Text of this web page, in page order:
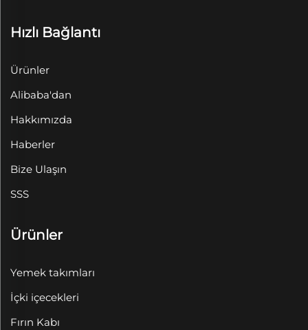
Hızlı Bağlantı
Ürünler
Alibaba'dan
Hakkımızda
Haberler
Bize Ulaşın
SSS
Ürünler
Yemek takımları
İçki içecekleri
Fırın Kabı